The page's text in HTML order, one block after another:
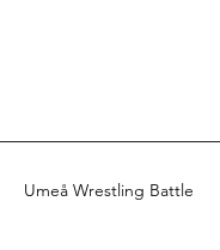
Umeå Wrestling Battle